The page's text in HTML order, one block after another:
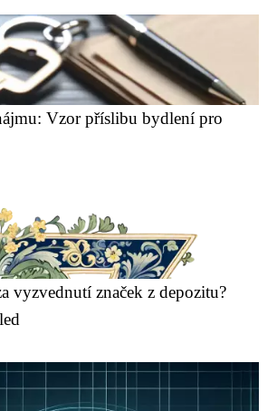
Vzor příslibu bydlení pro
vyzvednutí značek z depozitu?